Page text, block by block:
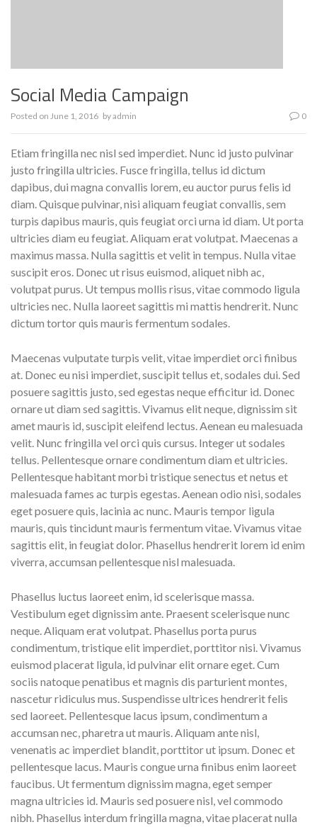
Social Media Campaign
Posted on June 1, 2016 byadmin 0
Etiam fringilla nec nisl sed imperdiet. Nunc id justo pulvinar
justo fringilla ultricies. Fusce fringilla, tellus id dictum
dapibus, dui magna convallis lorem, eu auctor purus felis id
diam. Quisque pulvinar, nisi aliquam feugiat convallis, sem
turpis dapibus mauris, quis feugiat orci urna id diam. Ut porta
ultricies diam eu feugiat. Aliquam erat volutpat. Maecenas a
maximus massa. Nulla sagittis et velit in tempus. Nulla vitae
suscipit eros. Donec ut risus euismod, aliquet nibh ac,
volutpat purus. Ut tempus mollis risus, vitae commodo ligula
ultricies nec. Nulla laoreet sagittis mi mattis hendrerit. Nunc
dictum tortor quis mauris fermentum sodales.
Maecenas vulputate turpis velit, vitae imperdiet orci finibus
at. Donec eu nisi imperdiet, suscipit tellus et, sodales dui. Sed
posuere sagittis justo, sed egestas neque efficitur id. Donec
ornare ut diam sed sagittis. Vivamus elit neque, dignissim sit
amet mauris id, suscipit eleifend lectus. Aenean eu malesuada
velit. Nunc fringilla vel orci quis cursus. Integer ut sodales
tellus. Pellentesque ornare condimentum diam et ultricies.
Pellentesque habitant morbi tristique senectus et netus et
malesuada fames ac turpis egestas. Aenean odio nisi, sodales
eget posuere quis, lacinia ac nunc. Mauris tempor ligula
mauris, quis tincidunt mauris fermentum vitae. Vivamus vitae
sagittis elit, in feugiat dolor. Phasellus hendrerit lorem id enim
viverra, accumsan pellentesque nisl malesuada.
Phasellus luctus laoreet enim, id scelerisque massa.
Vestibulum eget dignissim ante. Praesent scelerisque nunc
neque. Aliquam erat volutpat. Phasellus porta purus
condimentum, tristique elit imperdiet, porttitor nisi. Vivamus
euismod placerat ligula, id pulvinar elit ornare eget. Cum
sociis natoque penatibus et magnis dis parturient montes,
nascetur ridiculus mus. Suspendisse ultrices hendrerit felis
sed laoreet. Pellentesque lacus ipsum, condimentum a
accumsan nec, pharetra ut mauris. Aliquam ante nisl,
venenatis ac imperdiet blandit, porttitor ut ipsum. Donec et
pellentesque lacus. Mauris congue urna finibus enim laoreet
faucibus. Ut fermentum dignissim magna, eget semper
magna ultricies id. Mauris sed posuere nisl, vel commodo
nibh. Phasellus interdum fringilla magna, vitae placerat nulla